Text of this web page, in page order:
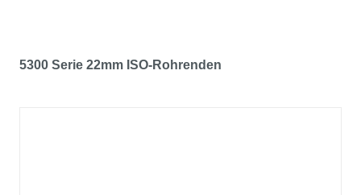
5300 Serie 22mm ISO-Rohrenden